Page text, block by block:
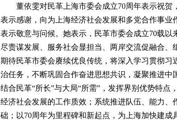
董依雯对民革上海市委会成立70周年表示祝
表示感谢，向为上海经济社会发展和多党合作事
表示敬意与问候。她表示，民革市委会成立70载
尽责谋发展、服务社会显担当、两岸交流促融合、
期待民革市委会赓续优良传统，将深入学习贯彻
治任务，不断巩固合作奋进思想共识，凝聚推进中
结合民革“所长”与大局“所需”，发挥界别优势特
经济社会发展的工作质效；系统推进队伍、能力
础；以70周年为里程碑和新起点，为上海加快建